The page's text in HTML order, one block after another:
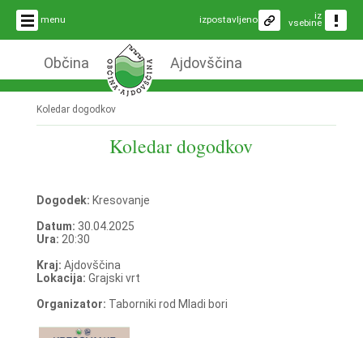
menu iz
vsebine
izpostavljeno
Občina Ajdovščina
Koledar dogodkov
Koledar dogodkov
Dogodek: Kresovanje
Datum: 30.04.2025
Ura: 20:30
Kraj: Ajdovščina
Lokacija: Grajski vrt
Organizator: Taborniki rod Mladi bori